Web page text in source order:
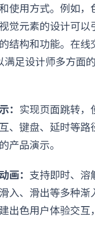
使用方式。例如，
觉元素的设计可以
结构和功能。在线
满足设计师多方面
： 实现页面跳转，
、键盘、延时等路
产品演示。
画： 支持即时、溶
入、滑出等多种渐
出色用户体验交互